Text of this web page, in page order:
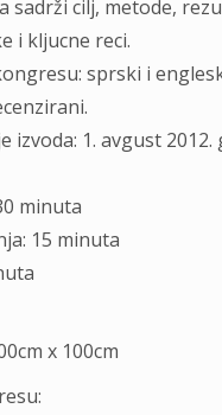
sadrži cilj, metode,
i kljucne reci.
sprski i
izvoda: 1. avgust 2012.
minuta
15 minuta
x 100cm